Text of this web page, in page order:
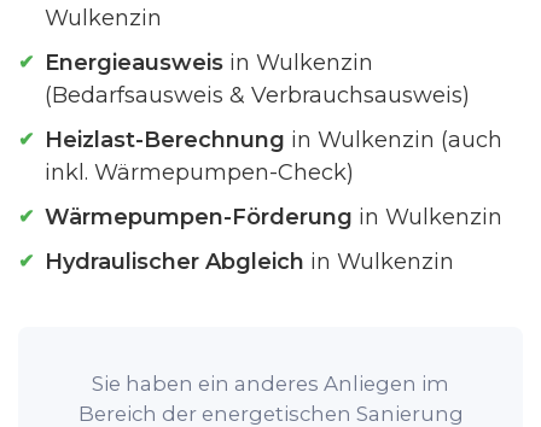
Wulkenzin
Energieausweis in Wulkenzin
(Bedarfsausweis & Verbrauchsausweis)
Heizlast-Berechnung in Wulkenzin (auch
inkl. Wärmepumpen-Check)
Wärmepumpen-Förderung in Wulkenzin
Hydraulischer Abgleich in Wulkenzin
Sie haben ein anderes Anliegen im
Bereich der energetischen Sanierung